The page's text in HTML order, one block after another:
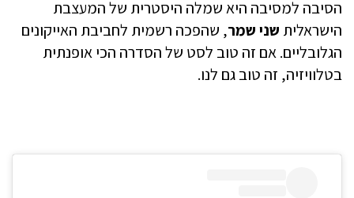
הסיבה למסיבה היא שמלה היסטרית של המעצבת
הישראלית שני שמר, שהפכה רשמית לחביבת האייקונים
הגלובליים. אם זה טוב לסט של הסדרה הכי אופנתית
בטלוויזיה, זה טוב גם לנו.